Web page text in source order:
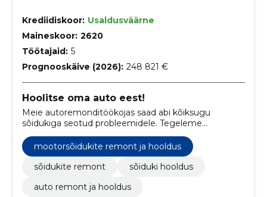
Krediidiskoor: Usaldusväärne
Maineskoor: 2620
Töötajaid: 5
Prognooskäive (2026): 248 821 €
Hoolitse oma auto eest!
Meie autoremonditöökojas saad abi kõiksugu
sõidukiga seotud probleemidele. Tegeleme
remondiga, aga ka korrapärase hooldusega!
mootorsõidukite remont ja hooldus
sõidukite remont
sõiduki hooldus
auto remont ja hooldus